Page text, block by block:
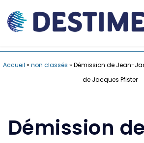
Accueil » non classés » Démission de Jean-
de Jacques Pfister
Démission